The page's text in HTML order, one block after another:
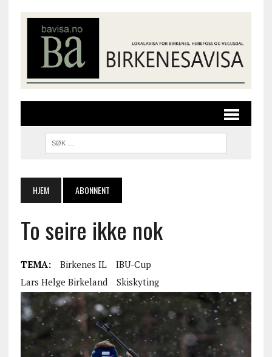
HJEM ABONNENT
To seire ikke nok
TEMA: Birkenes IL
IBU-Cup
Lars Helge Birkeland
Skiskyting